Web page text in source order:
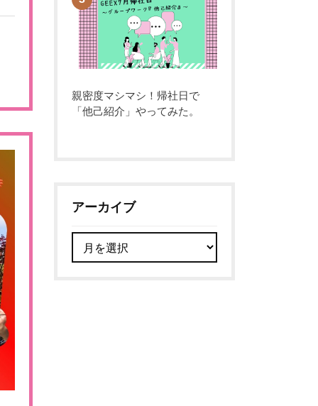
親密度マシマシ！帰社日で
「他己紹介」やってみた。
アーカイブ